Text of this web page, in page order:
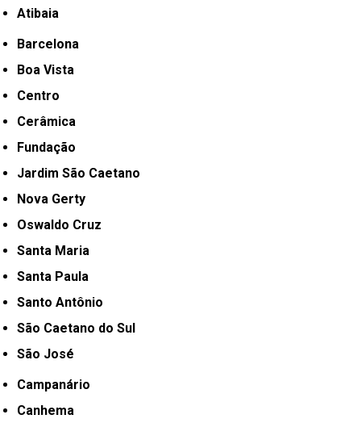
Atibaia
Barcelona
Boa Vista
Centro
Cerâmica
Fundação
Jardim São Caetano
Nova Gerty
Oswaldo Cruz
Santa Maria
Santa Paula
Santo Antônio
São Caetano do Sul
São José
Campanário
Canhema